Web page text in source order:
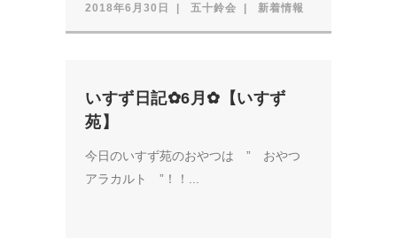
2018年6月30日 五十鈴会 新着情報
いすず日記✿6月✿【いすず
苑】
今日のいすず苑のおやつは ” おやつ
アラカルト ”！！...